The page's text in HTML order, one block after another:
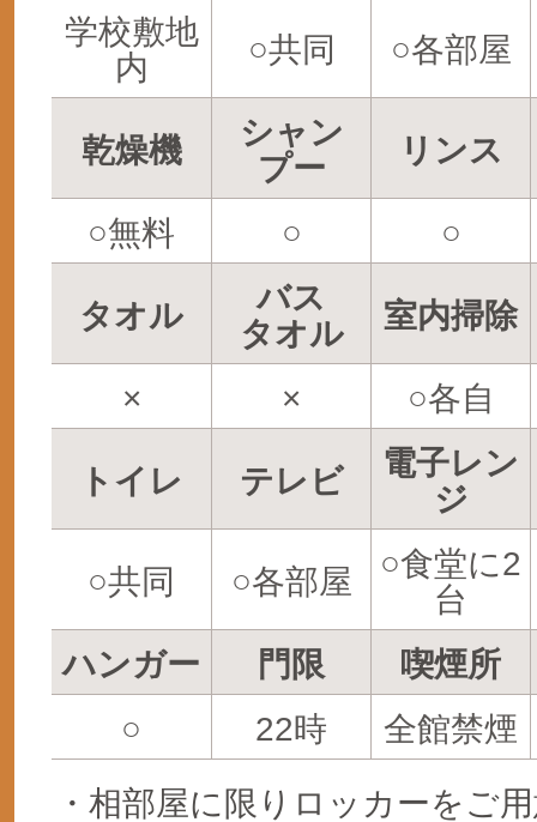
学校敷地
内
○共同 ○各部屋
乾燥機
シャン
プー
リンス
○無料 ○ ○
タオル
バス
タオル
室内掃除
× × ○各自
トイレ テレビ
電子レン
ジ
○共同 ○各部屋
○食堂に2
台
ハンガー
門限
喫煙所
○
22時
全館禁煙
・相部屋に限りロッカーをご